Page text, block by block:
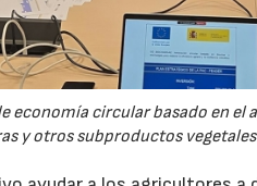
economía circular basado en
y otros subproductos